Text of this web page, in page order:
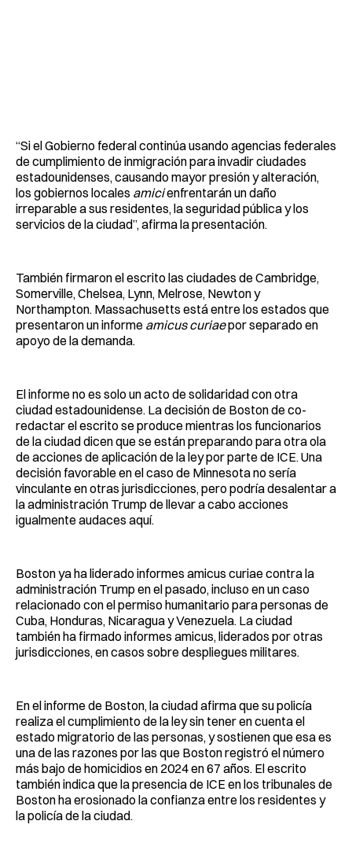
“Si el Gobierno federal continúa usando agencias federales
de cumplimiento de inmigración para invadir ciudades
estadounidenses, causando mayor presión y alteración,
los gobiernos locales amicienfrentarán un daño
irreparable a sus residentes, la seguridad pública y los
servicios de la ciudad”, afirma la presentación.
También firmaron el escrito las ciudades de Cambridge,
Somerville, Chelsea, Lynn, Melrose, Newton y
Northampton. Massachusetts está entre los estados que
presentaron un informe amicus curiaepor separado en
apoyo de la demanda.
El informe no es solo un acto de solidaridad con otra
ciudad estadounidense. La decisión de Boston de co-
redactar el escrito se produce mientras los funcionarios
de la ciudad dicen que se están preparando para otra ola
de acciones de aplicación de la ley por parte de ICE. Una
decisión favorable en el caso de Minnesota no sería
vinculante en otras jurisdicciones, pero podría desalentar a
la administración Trump de llevar a cabo acciones
igualmente audaces aquí.
Boston ya ha liderado informes amicus curiae contra la
administración Trump en el pasado, incluso en un caso
relacionado con el permiso humanitario para personas de
Cuba, Honduras, Nicaragua y Venezuela. La ciudad
también ha firmado informes amicus, liderados por otras
jurisdicciones, en casos sobre despliegues militares.
En el informe de Boston, la ciudad afirma que su policía
realiza el cumplimiento de la ley sin tener en cuenta el
estado migratorio de las personas, y sostienen que esa es
una de las razones por las que Boston registró el número
más bajo de homicidios en 2024 en 67 años. El escrito
también indica que la presencia de ICE en los tribunales de
Boston ha erosionado la confianza entre los residentes y
la policía de la ciudad.